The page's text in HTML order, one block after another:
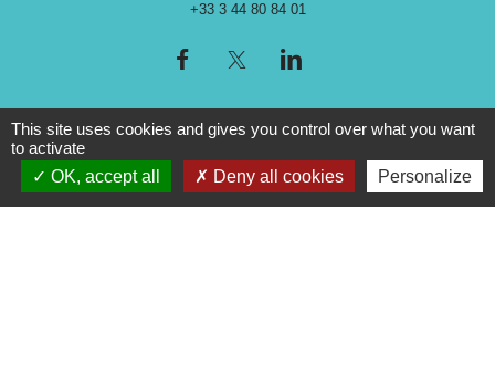
+33 3 44 80 84 01
Liens
This site uses cookies and gives you control over what you want
to activate
OK, accept all
Deny all cookies Personalize